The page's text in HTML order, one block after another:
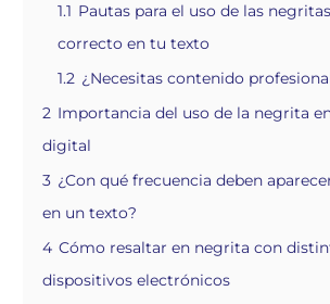
1.1 Pautas para el uso de las
correcto en tu texto
1.2 ¿Necesitas contenido
2 Importancia del uso de la negrita
digital
3 ¿Con qué frecuencia deben
en un texto?
4 Cómo resaltar en negrita con
dispositivos electrónicos